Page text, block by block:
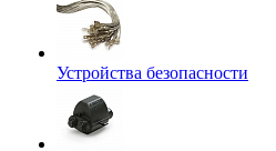
Устройства безопасности